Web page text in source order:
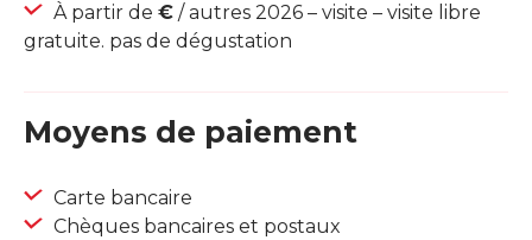
À partir de € / autres 2026 – visite – visite libre
gratuite. pas de dégustation
Moyens de paiement
Carte bancaire
Chèques bancaires et postaux